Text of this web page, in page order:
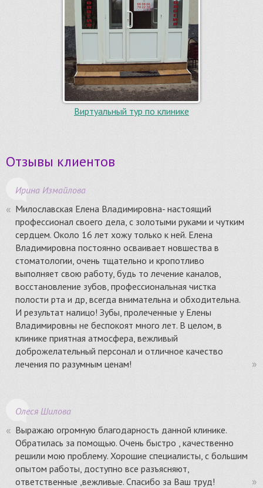
Виртуальный тур по клинике
Отзывы клиентов
Ирина Измайлова
Милославская Елена Владимировна- настоящий
профессионал своего дела, с золотыми руками и чутким
сердцем. Около 16 лет хожу только к ней. Елена
Владимировна постоянно осваивает новшества в
стоматологии, очень тщательно и кропотливо
выполняет свою работу, будь то лечение каналов,
восстановление зубов, профессиональная чистка
полости рта и др, всегда внимательна и обходительна.
И результат налицо! Зубы, пролеченные у Елены
Владимировны не беспокоят много лет. В целом, в
клинике приятная атмосфера, вежливый
доброжелательный персонал и отличное качество
лечения по разумным ценам!
Олеся Шилова
Выражаю огромную благодарность данной клинике.
Обратилась за помощью. Очень быстро , качественно
решили мою проблему. Хорошие специалисты, с большим
опытом работы, доступно все разъясняют,
ответственные ,вежливые. Спасибо за Ваш труд!